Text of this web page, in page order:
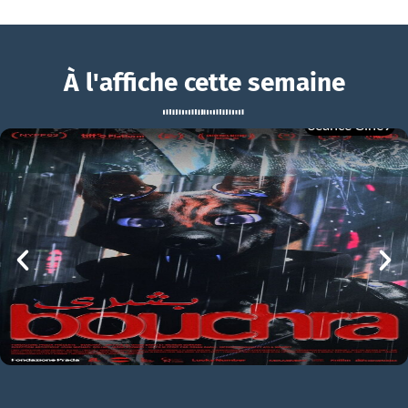
Les Échos du passé
Les Échos du passé Bande-annonce VO STFR
À l'affiche cette semaine
BOUCHRA
mer 05/08
21h00